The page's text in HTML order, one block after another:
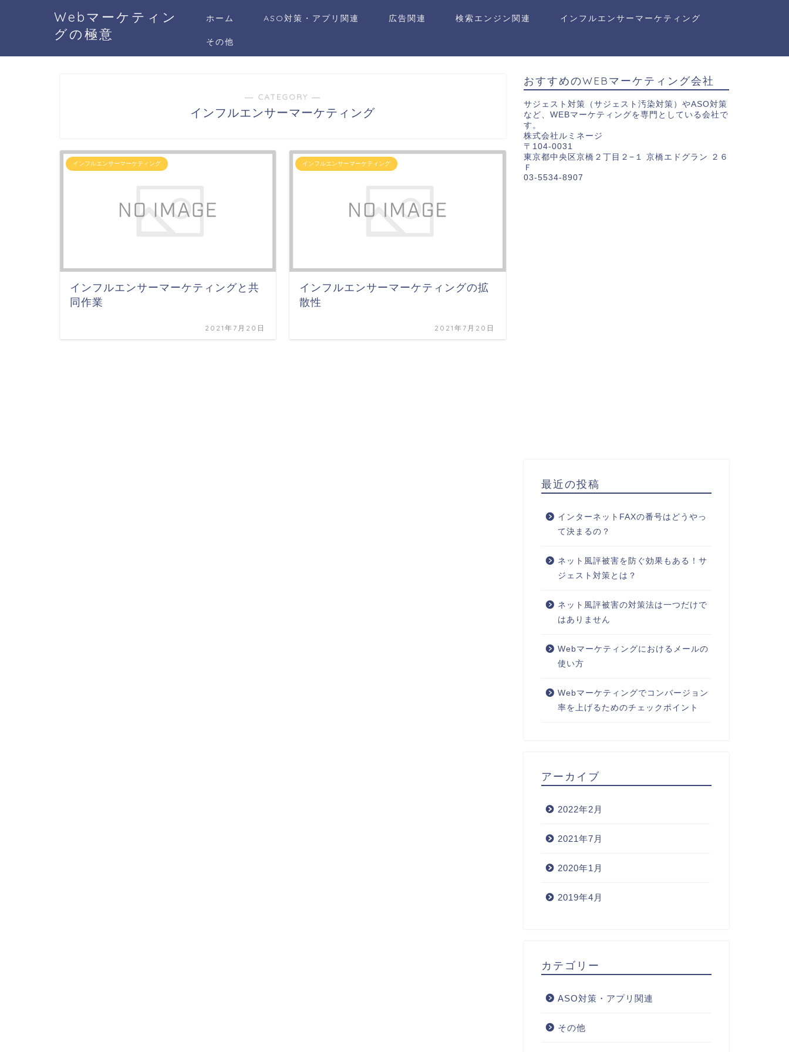
Webマーケティン
グの極意
ホーム ASO対策・アプリ関連 広告関連 検索エンジン関連 インフルエンサーマーケティング
その他
― CATEGORY ―
インフルエンサーマーケティング
インフルエンサーマーケティング
インフルエンサーマーケティングと共
同作業
2021年7月20日
インフルエンサーマーケティング
インフルエンサーマーケティングの拡
散性
2021年7月20日
おすすめのWEBマーケティング会社
サジェスト対策（サジェスト汚染対策）やASO対策
など、WEBマーケティングを専門としている会社で
す。
株式会社ルミネージ
〒104-0031
東京都中央区京橋２丁目２−１ 京橋エドグラン ２６
Ｆ
03-5534-8907
最近の投稿
インターネットFAXの番号はどうやっ
て決まるの？
ネット風評被害を防ぐ効果もある！サ
ジェスト対策とは？
ネット風評被害の対策法は一つだけで
はありません
Webマーケティングにおけるメールの
使い方
Webマーケティングでコンバージョン
率を上げるためのチェックポイント
アーカイブ
2022年2月
2021年7月
2020年1月
2019年4月
カテゴリー
ASO対策・アプリ関連
その他